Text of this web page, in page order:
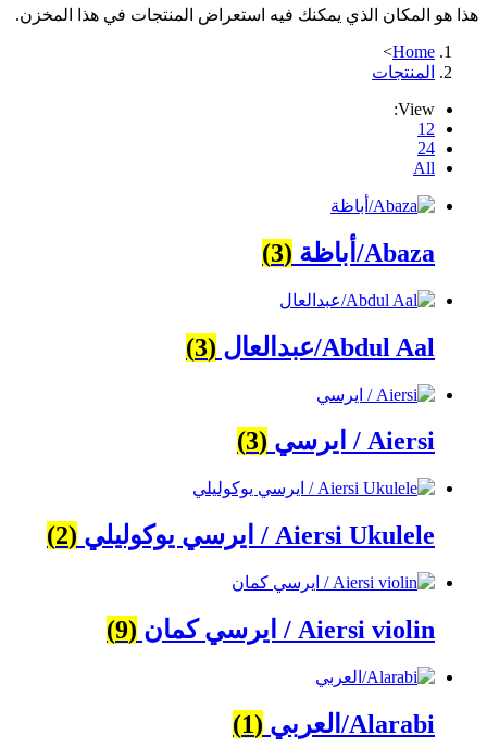
هذا هو المكان الذي يمكنك فيه استعراض المنتجات في هذا المخزن.
Home
>
المنتجات
View:
12
24
All
Abaza/أباظة (3)
Abdul Aal/عبدالعال (3)
Aiersi / ايرسي (3)
Aiersi Ukulele / ايرسي يوكوليلي (2)
Aiersi violin / ايرسي كمان (9)
Alarabi/العربي (1)